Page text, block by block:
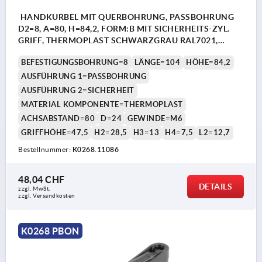
HANDKURBEL MIT QUERBOHRUNG, PASSBOHRUNG
D2=8, A=80, H=84,2, FORM:B MIT SICHERHEITS-ZYL.
GRIFF, THERMOPLAST SCHWARZGRAU RAL7021,
BEFESTIGUNGSBOHRUNG=8 LÄNGE=104
HÖHE=84,2
AUSFÜHRUNG 1=PASSBOHRUNG
AUSFÜHRUNG 2=SICHERHEIT
MATERIAL KOMPONENTE=THERMOPLAST
ACHSABSTAND=80
D=24
GEWINDE=M6
GRIFFHÖHE=47,5
H2=28,5 H3=13 H4=7,5 L2=12,7
Bestellnummer: K0268.11086
48,04 CHF
zzgl. MwSt.
zzgl. Versandkosten
DETAILS
K0268 PBON